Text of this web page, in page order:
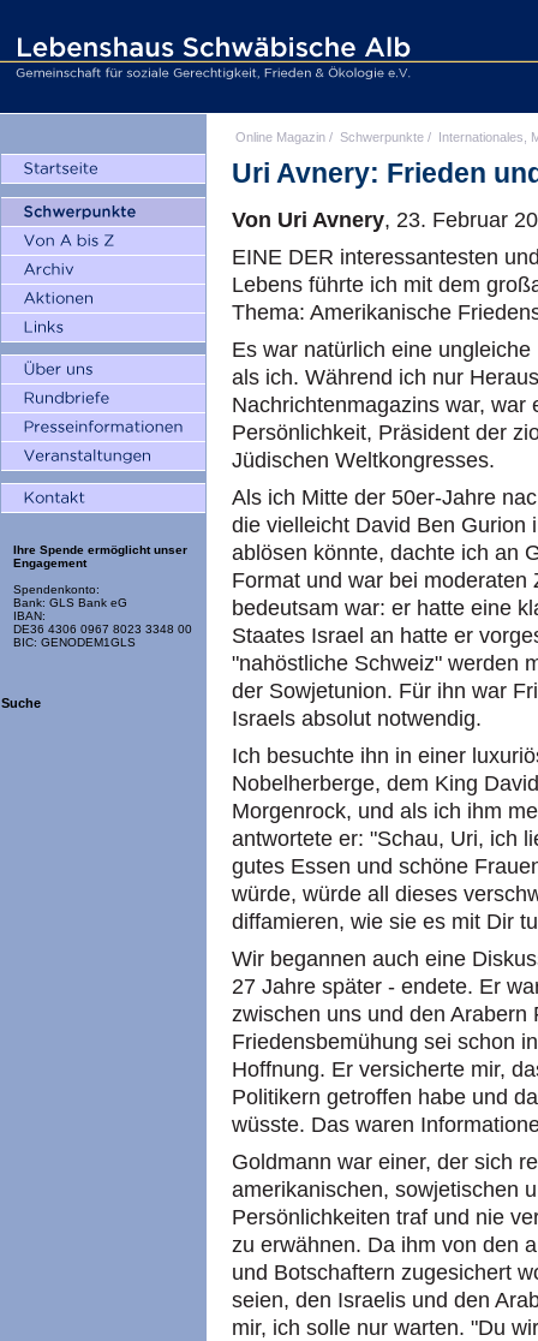
Ihre Spende ermöglicht unser
Engagement
Spendenkonto:
Bank: GLS Bank eG
IBAN:
DE36 4306 0967 8023 3348 00
BIC: GENODEM1GLS
Suche
Online Magazin / Schwerpunkte / Internationales,
Uri Avnery: Frieden
Von Uri Avnery, 23. Februar
EINE DER interessantesten
Lebens führte ich mit dem
Thema: Amerikanische
Es war natürlich eine
als ich. Während ich nur
Nachrichtenmagazins war, war
Persönlichkeit, Präsident der
Jüdischen Weltkongresses.
Als ich Mitte der 50er-Jahre
die vielleicht David Ben Gurion
ablösen könnte, dachte ich an
Format und war bei
bedeutsam war: er hatte eine
Staates Israel an hatte er
"nahöstliche Schweiz" werden
der Sowjetunion. Für ihn war
Israels absolut notwendig.
Ich besuchte ihn in einer
Nobelherberge, dem King
Morgenrock, und als ich ihm
antwortete er: "Schau, Uri, ich
gutes Essen und schöne
würde, würde all dieses
diffamieren, wie sie es mit Dir
Wir begannen auch eine
27 Jahre später - endete. Er
zwischen uns und den
Friedensbemühung sei schon
Hoffnung. Er versicherte mir,
Politikern getroffen habe und
wüsste. Das waren
Goldmann war einer, der sich
amerikanischen, sowjetischen
Persönlichkeiten traf und nie
zu erwähnen. Da ihm von den
und Botschaftern zugesichert
seien, den Israelis und den
mir, ich solle nur warten. "Du